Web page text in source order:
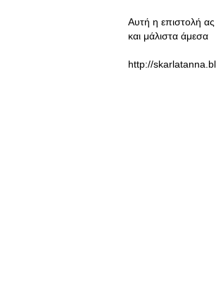
Αυτή η επιστολή ας
και μάλιστα άμεσα
http://